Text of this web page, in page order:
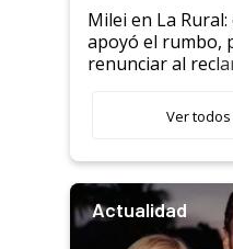
Milei en La Rural:
apoyó el rumbo,
renunciar al
Ver
Actualidad